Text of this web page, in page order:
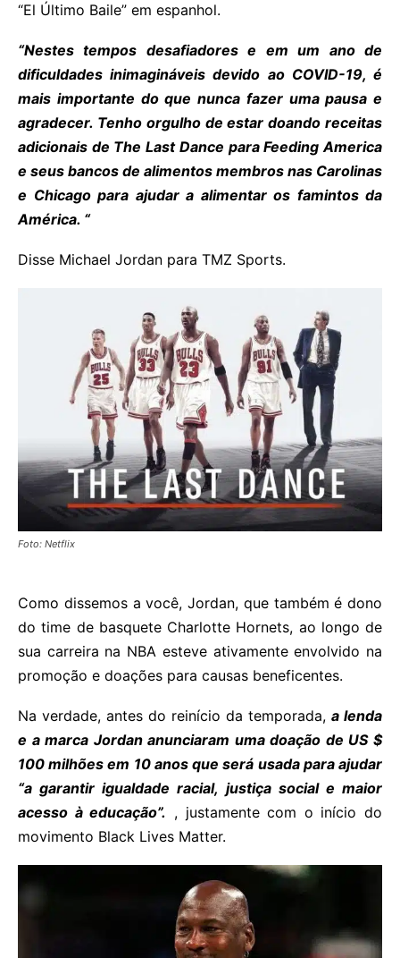
“El Último Baile” em espanhol.
“Nestes tempos desafiadores e em um ano de
dificuldades inimagináveis ​​devido ao COVID-19, é
mais importante do que nunca fazer uma pausa e
agradecer. Tenho orgulho de estar doando receitas
adicionais de The Last Dance para Feeding America
e seus bancos de alimentos membros nas Carolinas
e Chicago para ajudar a alimentar os famintos da
América. “
Disse Michael Jordan para TMZ Sports.
Foto: Netflix
Como dissemos a você, Jordan, que também é dono
do time de basquete Charlotte Hornets, ao longo de
sua carreira na NBA esteve ativamente envolvido na
promoção e doações para causas beneficentes.
Na verdade, antes do reinício da temporada, a lenda
e a marca Jordan anunciaram uma doação de US $
100 milhões em 10 anos que será usada para ajudar
“a garantir igualdade racial, justiça social e maior
acesso à educação”. , justamente com o início do
movimento Black Lives Matter.